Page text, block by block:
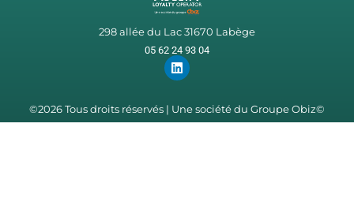
298 allée du Lac 31670 Labège
05 62 24 93 04
©2026 Tous droits réservés | Une société du Groupe Obiz©